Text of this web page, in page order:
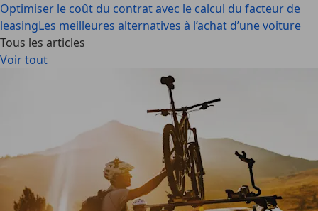
Optimiser le coût du contrat avec le calcul du facteur de
leasingLes meilleures alternatives à l’achat d’une voiture
Tous les articles
Voir tout